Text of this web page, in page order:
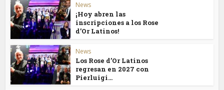
News
¡Hoy abren las
inscripciones a los Rose
d’Or Latinos!
News
Los Rose d’Or Latinos
regresan en 2027 con
Pierluigi...